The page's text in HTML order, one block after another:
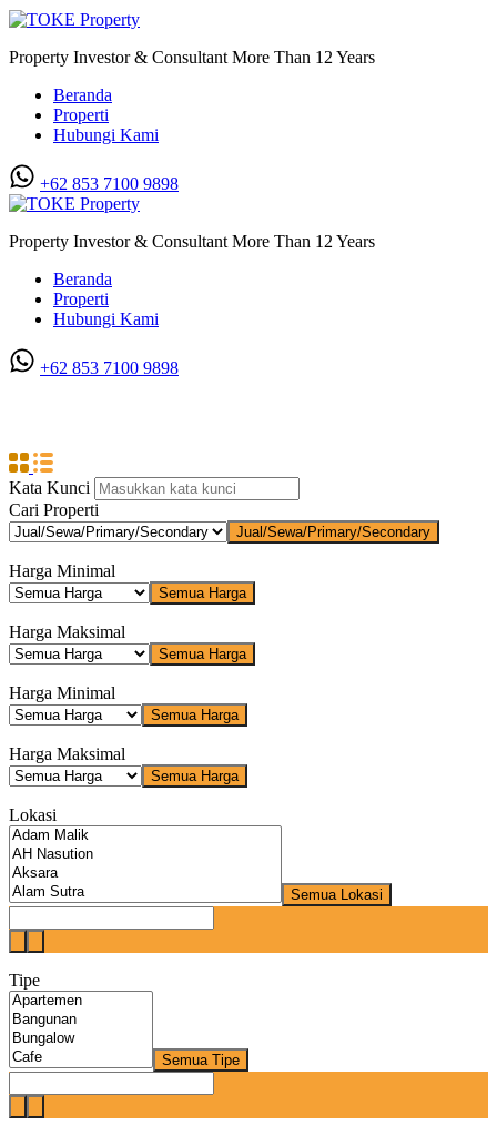
Property Investor & Consultant More Than 12 Years
Beranda
Properti
Hubungi Kami
+62 853 7100 9898‬
Property Investor & Consultant More Than 12 Years
Beranda
Properti
Hubungi Kami
+62 853 7100 9898‬
Kata Kunci
Cari Properti
Jual/Sewa/Primary/Secondary
Harga Minimal
Semua Harga
Harga Maksimal
Semua Harga
Harga Minimal
Semua Harga
Harga Maksimal
Semua Harga
Lokasi
Semua Lokasi
Tipe
Semua Tipe